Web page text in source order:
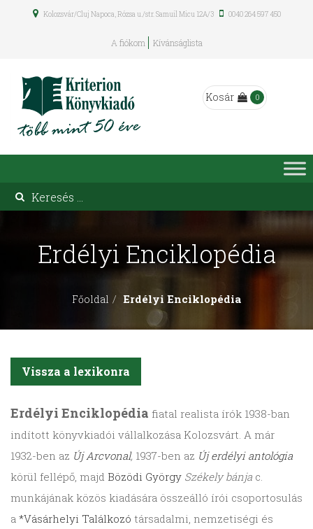
Kolozsvár/Cluj Napoca, Rózsa u./str. Samuil Micu 12A/3 0040 264 597 450
A fiókom Kívánságlista
Kosár 0
Erdélyi Enciklopédia
Főoldal Erdélyi Enciklopédia
Vissza a lexikonra
Erdélyi Enciklopédia fiatal realista írók 1938-ban
indított könyvkiadói vállalkozása Kolozsvárt. A már
1932-ben az Új Arcvonal, 1937-ben az Új erdélyi antológia
körül fellépő, majd Bözödi György Székely bánja c.
munkájának közös kiadására összeálló írói csoportosulás
a *Vásárhelyi Találkozó társadalmi, nemzetiségi és